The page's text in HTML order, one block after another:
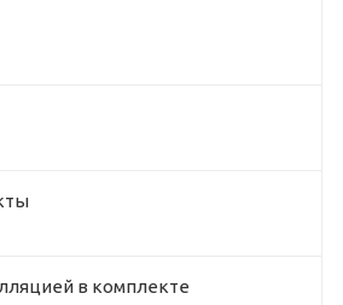
в комплекте